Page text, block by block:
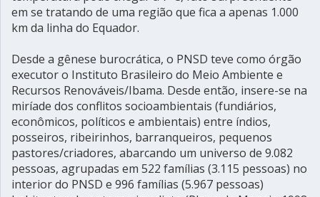
em se tratando de uma região que fica a apenas 1.000
km da linha do Equador.
Desde a gênese burocrática, o PNSD teve como órgão
executor o Instituto Brasileiro do Meio Ambiente e
Recursos Renováveis/Ibama. Desde então, insere-se na
miríade dos conflitos socioambientais (fundiários,
econômicos, políticos e ambientais) entre índios,
posseiros, ribeirinhos, barranqueiros, pequenos
pastores/criadores, abarcando um universo de 9.082
pessoas, agrupadas em 522 famílias (3.115 pessoas) no
interior do PNSD e 996 famílias (5.967 pessoas)